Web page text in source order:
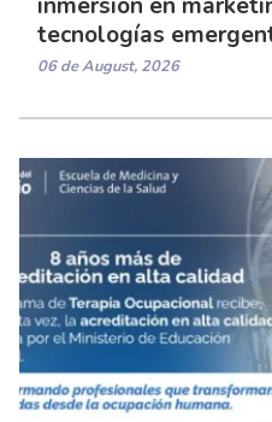
tecnologías
06 de August, 2026